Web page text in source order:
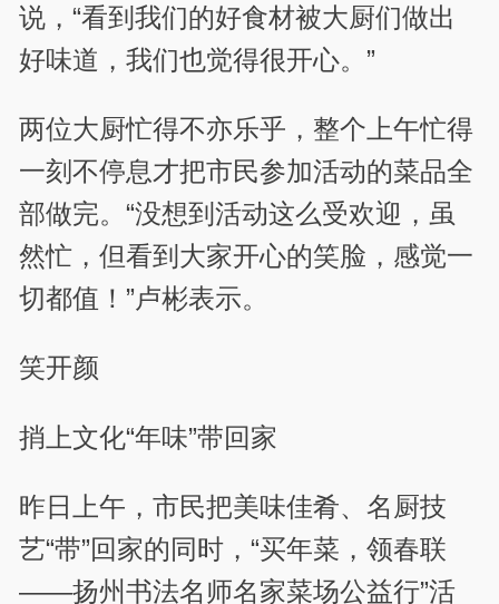
说，“看到我们的好食材被大厨们做出
好味道，我们也觉得很开心。”
两位大厨忙得不亦乐乎，整个上午忙得
一刻不停息才把市民参加活动的菜品全
部做完。“没想到活动这么受欢迎，虽
然忙，但看到大家开心的笑脸，感觉一
切都值！”卢彬表示。
笑开颜
捎上文化“年味”带回家
昨日上午，市民把美味佳肴、名厨技
艺“带”回家的同时，“买年菜，领春联
——扬州书法名师名家菜场公益行”活